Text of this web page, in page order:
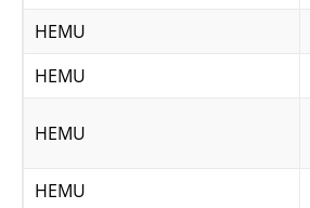
HEMU
HEMU
HEMU
HEMU